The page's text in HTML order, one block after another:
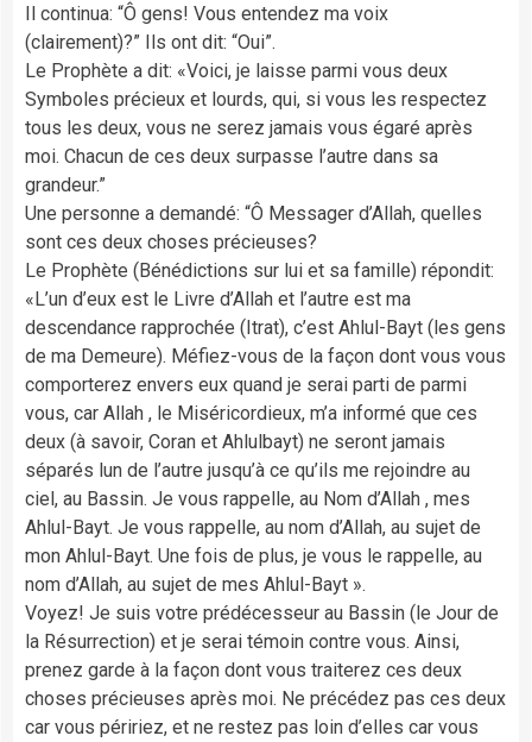
Il continua: “Ô gens! Vous entendez ma voix
(clairement)?” Ils ont dit: “Oui”.
Le Prophète a dit: «Voici, je laisse parmi vous deux
Symboles précieux et lourds, qui, si vous les respectez
tous les deux, vous ne serez jamais vous égaré après
moi. Chacun de ces deux surpasse l’autre dans sa
grandeur.”
Une personne a demandé: “Ô Messager d’Allah, quelles
sont ces deux choses précieuses?
Le Prophète (Bénédictions sur lui et sa famille) répondit:
«L’un d’eux est le Livre d’Allah et l’autre est ma
descendance rapprochée (Itrat), c’est Ahlul-Bayt (les gens
de ma Demeure). Méfiez-vous de la façon dont vous vous
comporterez envers eux quand je serai parti de parmi
vous, car Allah , le Miséricordieux, m’a informé que ces
deux (à savoir, Coran et Ahlulbayt) ne seront jamais
séparés lun de l’autre jusqu’à ce qu’ils me rejoindre au
ciel, au Bassin. Je vous rappelle, au Nom d’Allah , mes
Ahlul-Bayt. Je vous rappelle, au nom d’Allah, au sujet de
mon Ahlul-Bayt. Une fois de plus, je vous le rappelle, au
nom d’Allah, au sujet de mes Ahlul-Bayt ».
Voyez! Je suis votre prédécesseur au Bassin (le Jour de
la Résurrection) et je serai témoin contre vous. Ainsi,
prenez garde à la façon dont vous traiterez ces deux
choses précieuses après moi. Ne précédez pas ces deux
car vous péririez, et ne restez pas loin d’elles car vous